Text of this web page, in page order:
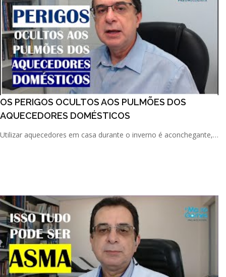
OS PERIGOS OCULTOS AOS PULMÕES DOS
AQUECEDORES DOMÉSTICOS
Utilizar aquecedores em casa durante o inverno é aconchegante,